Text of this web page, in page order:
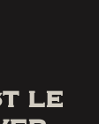
LE